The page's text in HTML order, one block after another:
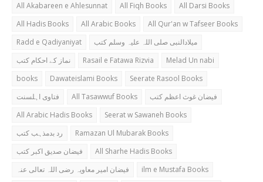
All Akabareen e Ahlesunnat
All Fiqh Books
All Darsi Books
All Hadis Books
All Arabic Books
All Qur'an w Tafseer Books
Radd e Qadiyaniyat
میلادالنبی صلی اللہ علیہ وسلم کتب
نماز کے احکام کتب
Rasail e Fatawa Rizvia
Melad Un nabi
books
Dawateislami Books
Seerate Rasool Books
فتاوی اہلسنت
All Tasawwuf Books
فیضان غوث اعظم کتب
All Arabic Hadis Books
Seerat w Sawaneh Books
رد بدمذہب کتب
Ramazan Ul Mubarak Books
فیضان صدیق اکبر کتب
All Sharhe Hadis Books
فیضان امیر معاویہ رضی اللہ تعالی عنہ
ilm e Mustafa Books